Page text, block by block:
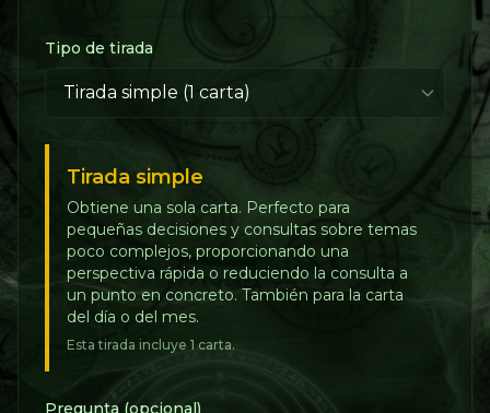
Tipo de tirada
Tirada simple
Obtiene una sola carta. Perfecto para
pequeñas decisiones y consultas sobre temas
poco complejos, proporcionando una
perspectiva rápida o reduciendo la consulta a
un punto en concreto. También para la carta
del día o del mes.
Esta tirada incluye 1 carta.
Pregunta (opcional)